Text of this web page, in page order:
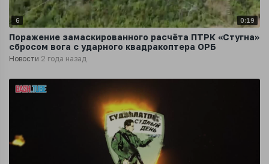
6 0:19
Поражение замаскированного расчёта ПТРК «Стугна»
сбросом вога с ударного квадракоптера ОРБ
Новости 2 года назад